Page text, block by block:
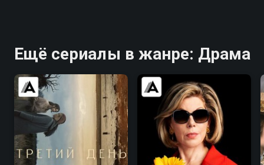
Ещё сериалы в жанре: Драма